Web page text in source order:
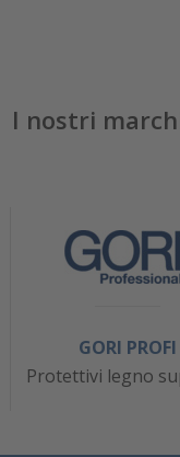
I nostri
GORI PROFI
Protettivi legno